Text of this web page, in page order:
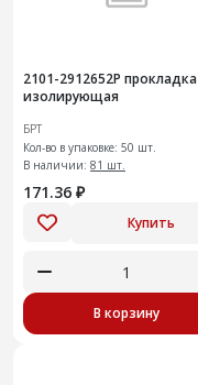
2101-2912652Р прокладка
изолирующая
БРТ
Кол-во в упаковке: 50 шт.
В наличии: 81 шт.
171.36 ₽
Купить
В корзину